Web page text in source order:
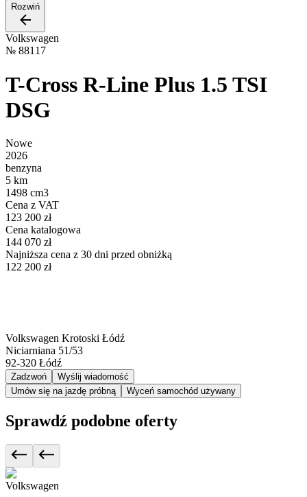
Rozwiń
Volkswagen
№ 88117
T-Cross R-Line Plus 1.5 TSI
DSG
Nowe
2026
benzyna
5 km
1498 cm3
Cena z VAT
123 200 zł
Cena katalogowa
144 070 zł
Najniższa cena z 30 dni przed obniżką
122 200 zł
Volkswagen Krotoski Łódź
Niciarniana 51/53
92-320 Łódź
Zadzwoń
Wyślij wiadomość
Umów się na jazdę próbną
Wyceń samochód używany
Sprawdź podobne oferty
Volkswagen